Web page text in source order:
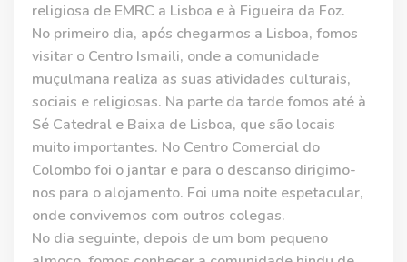
religiosa de EMRC a Lisboa e à Figueira da Foz.
No primeiro dia, após chegarmos a Lisboa, fomos
visitar o Centro Ismaili, onde a comunidade
muçulmana realiza as suas atividades culturais,
sociais e religiosas. Na parte da tarde fomos até à
Sé Catedral e Baixa de Lisboa, que são locais
muito importantes. No Centro Comercial do
Colombo foi o jantar e para o descanso dirigimo-
nos para o alojamento. Foi uma noite espetacular,
onde convivemos com outros colegas.
No dia seguinte, depois de um bom pequeno